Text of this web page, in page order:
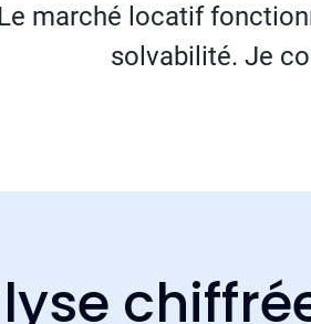
Le marché locatif
solvabilité. Je